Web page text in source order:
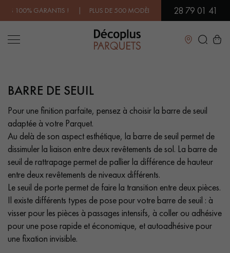
! | PLUS DE 500 MODÈLES EN SHOWROOM |28 79 01 41
Fermer
LES RECHERCHES LES PLUS COURANTES
PARQUET MASSIF
FLOTTANT
SOL PLAQUÉ BOIS VERITABLES
PARQUETS À MOTIFS
TRADITIONNELS
PARQUET EN BOIS EXOTIQUE PARQUET VERNIS
PARQUET HUILÉ PARQUET EN BOIS BRUT
PARQUET VIEILLI
BARRE DE SEUIL
Pour une finition parfaite, pensez à choisir la barre de seuil
adaptée à votre Parquet.
Au delà de son aspect esthétique, la barre de seuil permet de
dissimuler la liaison entre deux revêtements de sol. La barre de
seuil de rattrapage permet de pallier la différence de hauteur
entre deux revêtements de niveaux différents.
Le seuil de porte permet de faire la transition entre deux pièces.
Il existe différents types de pose pour votre barre de seuil : à
visser pour les pièces à passages intensifs, à coller ou adhésive
pour une pose rapide et économique, et autoadhésive pour
une fixation invisible.